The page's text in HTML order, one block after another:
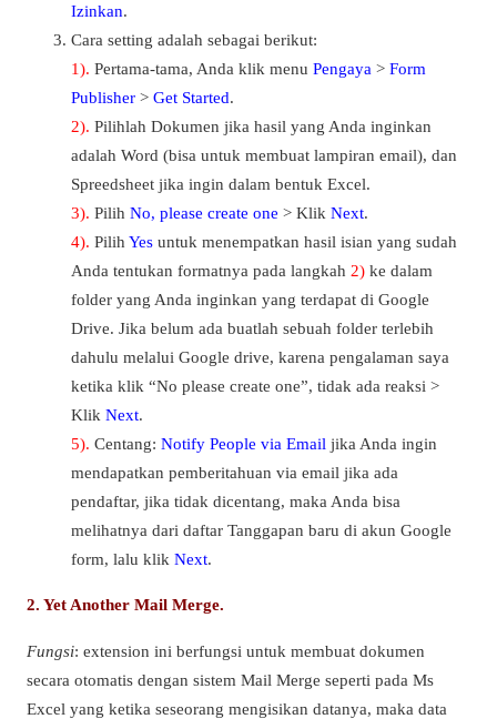
Izinkan.
Cara setting adalah sebagai berikut:
1). Pertama-tama, Anda klik menu Pengaya > Form
Publisher > Get Started.
2). Pilihlah Dokumen jika hasil yang Anda inginkan
adalah Word (bisa untuk membuat lampiran email), dan
Spreedsheet jika ingin dalam bentuk Excel.
3). Pilih No, please create one > Klik Next.
4). Pilih Yes untuk menempatkan hasil isian yang sudah
Anda tentukan formatnya pada langkah 2) ke dalam
folder yang Anda inginkan yang terdapat di Google
Drive. Jika belum ada buatlah sebuah folder terlebih
dahulu melalui Google drive, karena pengalaman saya
ketika klik “No please create one”, tidak ada reaksi >
Klik Next.
5). Centang: Notify People via Email jika Anda ingin
mendapatkan pemberitahuan via email jika ada
pendaftar, jika tidak dicentang, maka Anda bisa
melihatnya dari daftar Tanggapan baru di akun Google
form, lalu klik Next.
2. Yet Another Mail Merge.
Fungsi: extension ini berfungsi untuk membuat dokumen
secara otomatis dengan sistem Mail Merge seperti pada Ms
Excel yang ketika seseorang mengisikan datanya, maka data